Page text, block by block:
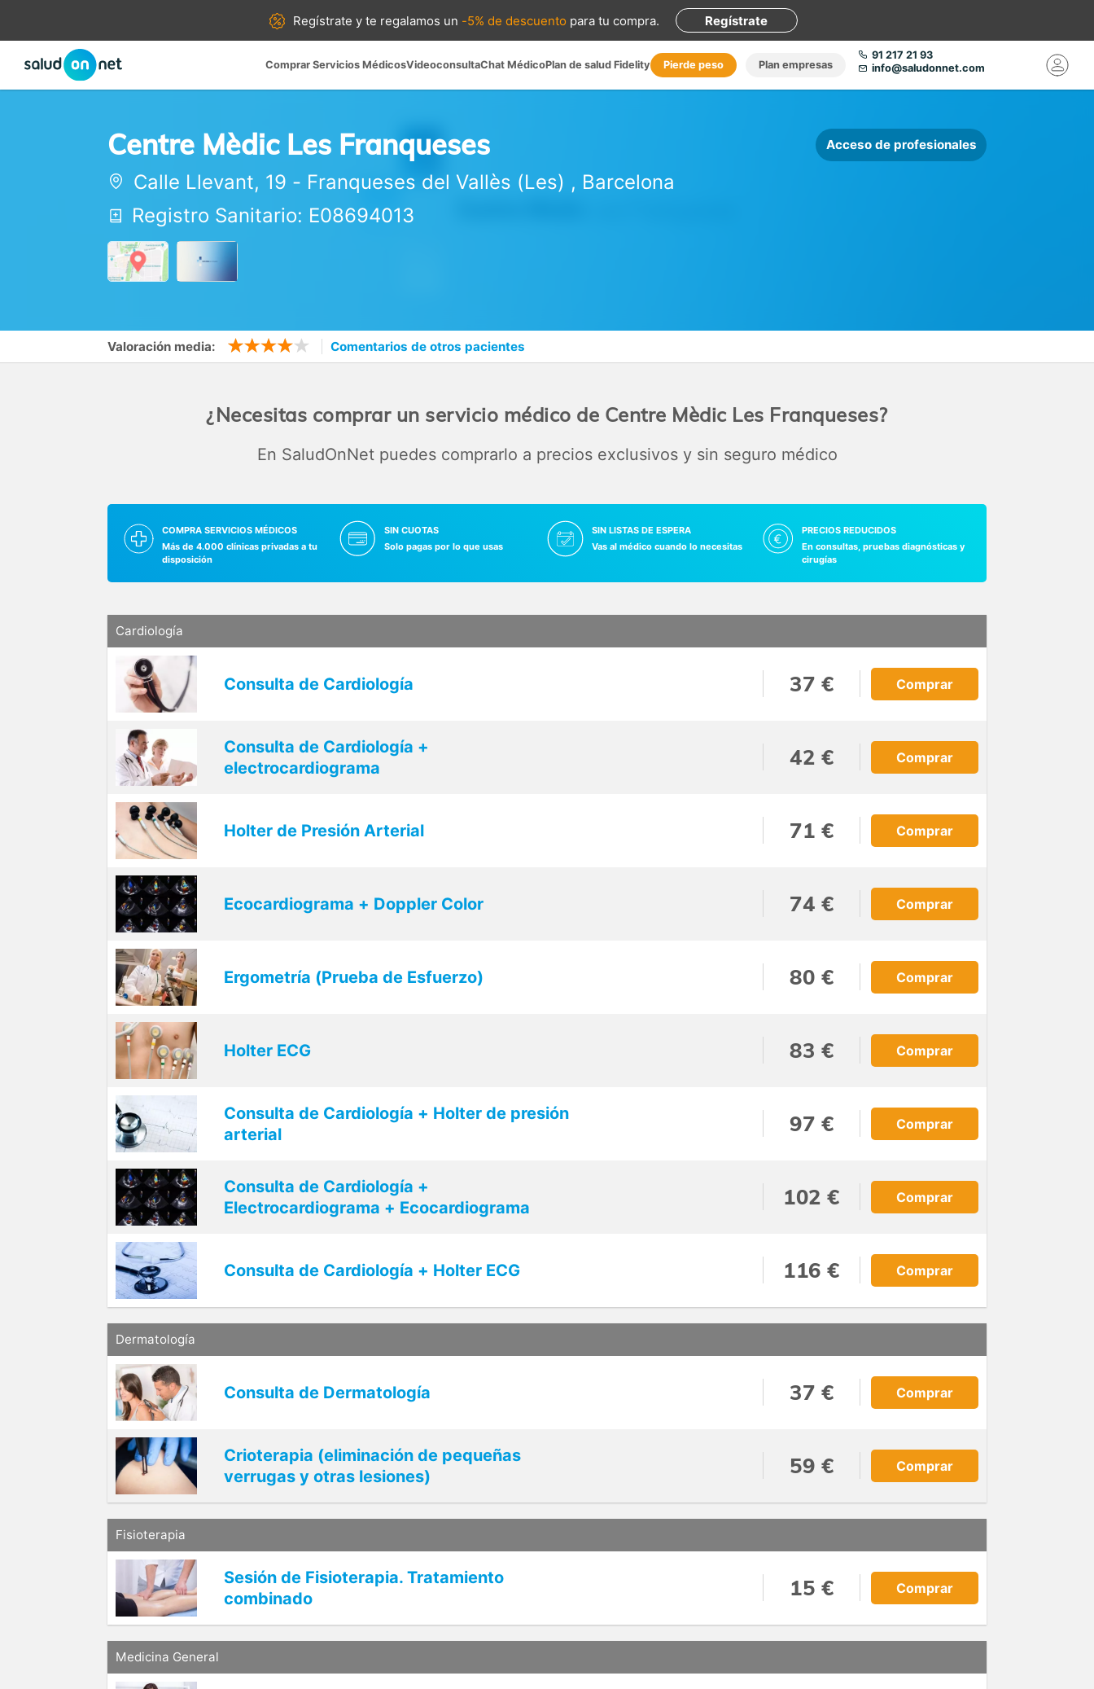
Regístrate yte regalamos un -5% de descuento para tu compra. Regístrate
Comprar Servicios MédicosVideoconsultaChat MédicoPlan de salud Fidelity Pierde peso Plan empresas
91 217 21 93
info@saludonnet.com
Centre Mèdic Les Franqueses
Calle Llevant, 19 - Franqueses del Vallès (Les) , Barcelona
Registro Sanitario: E08694013
Acceso de profesionales
Valoración media: Comentarios de otros pacientes
¿Necesitas comprar un servicio médico de Centre Mèdic Les Franqueses?
En SaludOnNet puedes comprarlo a precios exclusivos y sin seguro médico
COMPRA SERVICIOS MÉDICOS
Más de 4.000 clínicas privadas a tu
disposición
SIN CUOTAS
Solo pagas por lo que usas
SIN LISTAS DE ESPERA
Vas al médico cuando lo necesitas
PRECIOS REDUCIDOS
En consultas, pruebas diagnósticas y
cirugías
Cardiología
Consulta de Cardiología 37 € Comprar
Consulta de Cardiología +
electrocardiograma
42 € Comprar
Holter de Presión Arterial 71 € Comprar
Ecocardiograma + Doppler Color 74 € Comprar
Ergometría (Prueba de Esfuerzo) 80 € Comprar
Holter ECG 83 € Comprar
Consulta de Cardiología + Holter de presión
arterial
97 € Comprar
Consulta de Cardiología +
Electrocardiograma + Ecocardiograma
102 € Comprar
Consulta de Cardiología + Holter ECG 116 € Comprar
Dermatología
Consulta de Dermatología 37 € Comprar
Crioterapia (eliminación de pequeñas
verrugas y otras lesiones)
59 € Comprar
Fisioterapia
Sesión de Fisioterapia. Tratamiento
combinado
15 € Comprar
Medicina General